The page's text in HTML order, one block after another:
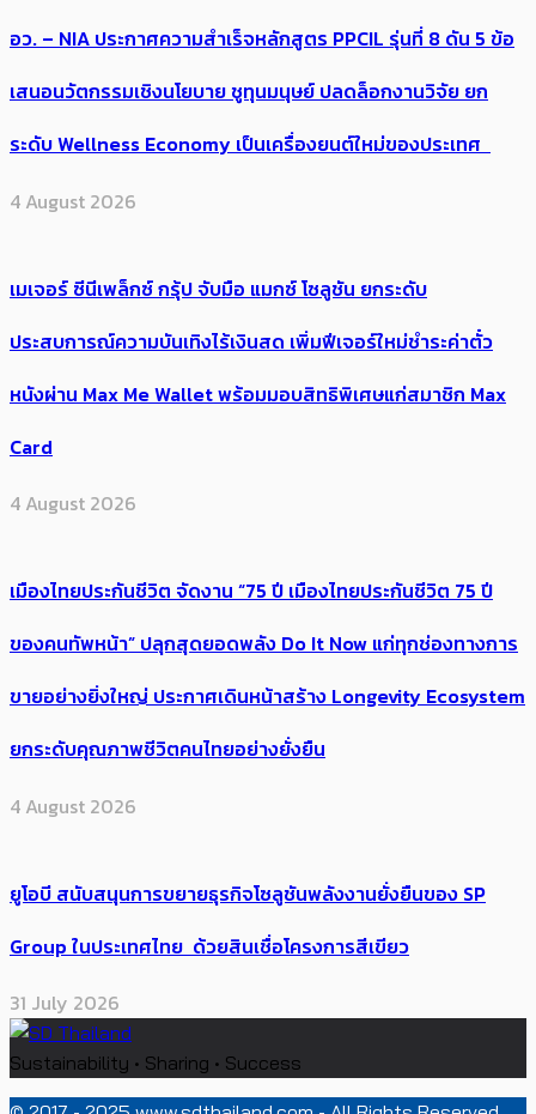
อว. – NIA ประกาศความสำเร็จหลักสูตร PPCIL รุ่นที่ 8 ดัน 5 ข้อ
เสนอนวัตกรรมเชิงนโยบาย ชูทุนมนุษย์ ปลดล็อกงานวิจัย ยก
ระดับ Wellness Economy เป็นเครื่องยนต์ใหม่ของประเทศ
4 August 2026
เมเจอร์ ซีนีเพล็กซ์ กรุ้ป จับมือ แมกซ์ โซลูชัน ยกระดับ
ประสบการณ์ความบันเทิงไร้เงินสด เพิ่มฟีเจอร์ใหม่ชำระค่าตั๋ว
หนังผ่าน Max Me Wallet พร้อมมอบสิทธิพิเศษแก่สมาชิก Max
Card
4 August 2026
เมืองไทยประกันชีวิต จัดงาน “75 ปี เมืองไทยประกันชีวิต 75 ปี
ของคนทัพหน้า” ปลุกสุดยอดพลัง Do It Now แก่ทุกช่องทางการ
ขายอย่างยิ่งใหญ่ ประกาศเดินหน้าสร้าง Longevity Ecosystem
ยกระดับคุณภาพชีวิตคนไทยอย่างยั่งยืน
4 August 2026
ยูโอบี สนับสนุนการขยายธุรกิจโซลูชันพลังงานยั่งยืนของ SP
Group ในประเทศไทย ด้วยสินเชื่อโครงการสีเขียว
31 July 2026
Sustainability • Sharing • Success